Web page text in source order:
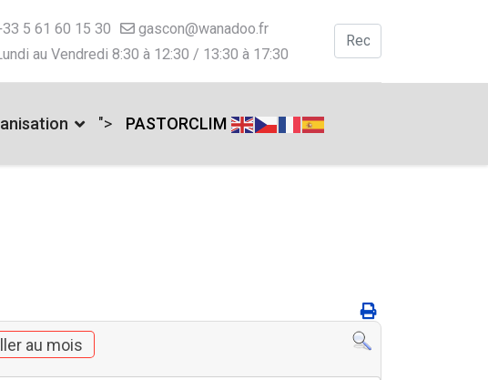
5 61 60 15 30
gascon@wanadoo.fr
au Vendredi 8:30 à 12:30 / 13:30 à 17:30
Valider
"> PASTORCLIM
au mois